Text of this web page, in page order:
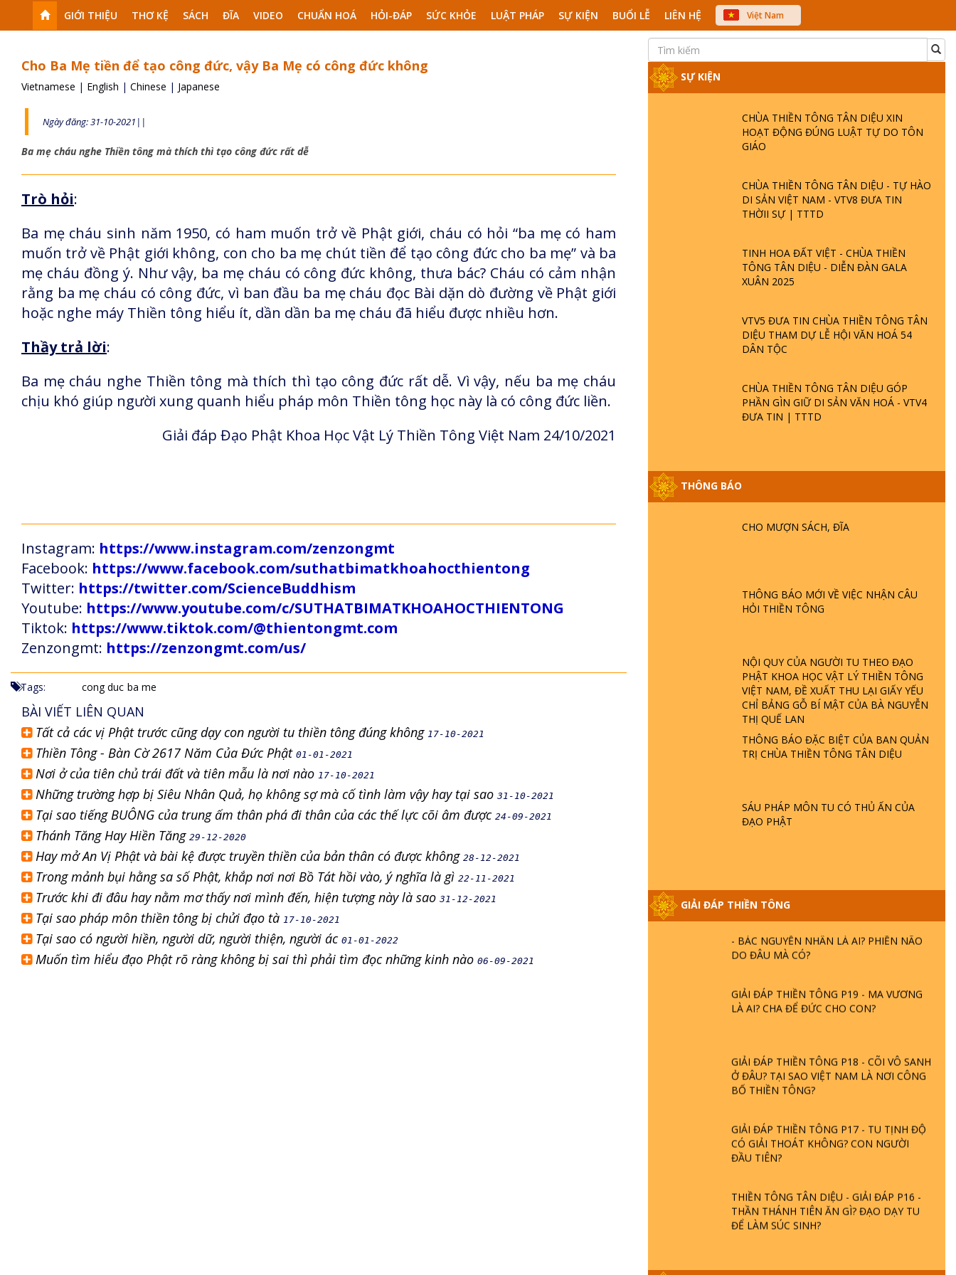
GIỚI THIỆU THƠ KỆ SÁCH ĐĨA VIDEO CHUẨN HOÁ HỎI-ĐÁP SỨC KHỎE LUẬT PHÁP SỰ KIỆN BUỔI LỄ LIÊN HỆ
Việt Nam
中文
Cho Ba Mẹ tiền để tạo công đức, vậy Ba Mẹ có công đức không
Vietnamese | English | Chinese | Japanese
Ngày đăng: 31-10-2021||
Ba mẹ cháu nghe Thiền tông mà thích thì tạo công đức rất dễ
Trò hỏi:
Ba mẹ cháu sinh năm 1950, có ham muốn trở về Phật giới, cháu có hỏi “ba mẹ có ham
muốn trở về Phật giới không, con cho ba mẹ chút tiền để tạo công đức cho ba mẹ” và ba
mẹ cháu đồng ý. Như vậy, ba mẹ cháu có công đức không, thưa bác? Cháu có cảm nhận
rằng ba mẹ cháu có công đức, vì ban đầu ba mẹ cháu đọc Bài dặn dò đường về Phật giới
hoặc nghe máy Thiền tông hiểu ít, dần dần ba mẹ cháu đã hiểu được nhiều hơn.
Thầy trả lời:
Ba mẹ cháu nghe Thiền tông mà thích thì tạo công đức rất dễ. Vì vậy, nếu ba mẹ cháu
chịu khó giúp người xung quanh hiểu pháp môn Thiền tông học này là có công đức liền.
Giải đáp Đạo Phật Khoa Học Vật Lý Thiền Tông Việt Nam 24/10/2021
Instagram: https://www.instagram.com/zenzongmt
Facebook: https://www.facebook.com/suthatbimatkhoahocthientong
Twitter: https://twitter.com/ScienceBuddhism
Youtube: https://www.youtube.com/c/SUTHATBIMATKHOAHOCTHIENTONG
Tiktok: https://www.tiktok.com/@thientongmt.com
Zenzongmt: https://zenzongmt.com/us/
Tags: cong duc ba me
BÀI VIẾT LIÊN QUAN
Tất cả các vị Phật trước cũng dạy con người tu thiền tông đúng không 17-10-2021
Thiền Tông - Bàn Cờ 2617 Năm Của Đức Phật 01-01-2021
Nơi ở của tiên chủ trái đất và tiên mẫu là nơi nào 17-10-2021
Những trường hợp bị Siêu Nhân Quả, họ không sợ mà cố tình làm vậy hay tại sao 31-10-2021
Tại sao tiếng BUÔNG của trung ấm thân phá đi thân của các thế lực cõi âm được 24-09-2021
Thánh Tăng Hay Hiền Tăng 29-12-2020
Hay mở An Vị Phật và bài kệ được truyền thiền của bản thân có được không 28-12-2021
Trong mảnh bụi hằng sa số Phật, khắp nơi nơi Bồ Tát hồi vào, ý nghĩa là gì 22-11-2021
Trước khi đi đâu hay nằm mơ thấy nơi mình đến, hiện tượng này là sao 31-12-2021
Tại sao pháp môn thiền tông bị chửi đạo tà 17-10-2021
Tại sao có người hiền, người dữ, người thiện, người ác 01-01-2022
Muốn tìm hiểu đạo Phật rõ ràng không bị sai thì phải tìm đọc những kinh nào 06-09-2021
SỰ KIỆN
CHÙA THIỀN TÔNG TÂN DIỆU XIN
HOẠT ĐỘNG ĐÚNG LUẬT TỰ DO TÔN
GIÁO
CHÙA THIỀN TÔNG TÂN DIỆU - TỰ HÀO
DI SẢN VIỆT NAM - VTV8 ĐƯA TIN
THỜII SỰ | TTTD
TINH HOA ĐẤT VIỆT - CHÙA THIỀN
TÔNG TÂN DIỆU - DIỄN ĐÀN GALA
XUÂN 2025
VTV5 ĐƯA TIN CHÙA THIỀN TÔNG TÂN
DIỆU THAM DỰ LỄ HỘI VĂN HOÁ 54
DÂN TỘC
CHÙA THIỀN TÔNG TÂN DIỆU GÓP
PHẦN GÌN GIỮ DI SẢN VĂN HOÁ - VTV4
ĐƯA TIN | TTTD
THÔNG BÁO
CHO MƯỢN SÁCH, ĐĨA
THÔNG BÁO MỚI VỀ VIỆC NHẬN CÂU
HỎI THIỀN TÔNG
NỘI QUY CỦA NGƯỜI TU THEO ĐẠO
PHẬT KHOA HỌC VẬT LÝ THIỀN TÔNG
VIỆT NAM, ĐỀ XUẤT THU LẠI GIẤY YẾU
CHỈ BẢNG GỖ BÍ MẬT CỦA BÀ NGUYỄN
THỊ QUẾ LAN
THÔNG BÁO ĐẶC BIỆT CỦA BAN QUẢN
TRỊ CHÙA THIỀN TÔNG TÂN DIỆU
SÁU PHÁP MÔN TU CÓ THỦ ẤN CỦA
ĐẠO PHẬT
GIẢI ĐÁP THIỀN TÔNG
PHẬT KHÔNG NÓI? HỘI LONG HOA LÀ
ĐƯỢC HÌNH THÀNH NHƯ THẾ NÀO?
PHẬT GIỚI CÓ THỜI GIAN KHÔNG? |
ĐÂU? ĐỊA NGỤC Ở ĐÂU? ĐỨC CHÚA TRỜI
LÀ AI? QUỶ SA TĂNG? | TTTD
GIẢI ĐÁP THIỀN TÔNG ĐẶC BIỆT P22 - TẠI
SAO TRÁI ĐẤT NHIỀU THIÊN TAI - LŨ LỤT
- HỎA HOẠN | TTTD
SAO ĐỨC PHẬT BƯỚC ĐI 7 BƯỚC TRÊN
HOA SEN ? | TTTD
GIẢI ĐÁP THIỀN TÔNG ĐẶC BIỆT PHẦN 20
- BÁC NGUYỄN NHÂN LÀ AI? PHIỀN NÃO
DO ĐÂU MÀ CÓ?
GIẢI ĐÁP THIỀN TÔNG P19 - MA VƯƠNG
LÀ AI? CHA ĐỂ ĐỨC CHO CON?
GIẢI ĐÁP THIỀN TÔNG P18 - CÕI VÔ SANH
Ở ĐÂU? TẠI SAO VIỆT NAM LÀ NƠI CÔNG
BỐ THIỀN TÔNG?
GIẢI ĐÁP THIỀN TÔNG P17 - TU TỊNH ĐỘ
CÓ GIẢI THOÁT KHÔNG? CON NGƯỜI
ĐẦU TIÊN?
THIỀN TÔNG TÂN DIỆU - GIẢI ĐÁP P16 -
THẦN THÁNH TIÊN ĂN GÌ? ĐẠO DẠY TU
ĐỂ LÀM SÚC SINH?
LOÀI CÔ HỒN - GIÁO LÝ ĐẠO PHẬT KHI